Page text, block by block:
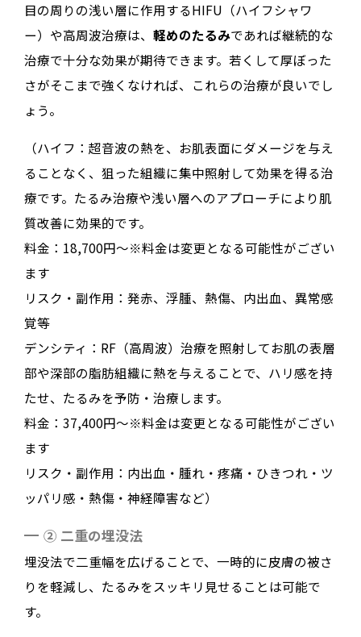
目の周りの浅い層に作用するHIFU（ハイフシャワ
ー）や高周波治療は、 軽めのたるみであれば継続的な
治療で十分な効果が期待できます。若くして厚ぼった
さがそこまで強くなければ、これらの治療が良いでし
ょう。
（ハイフ：超音波の熱を、お肌表面にダメージを与え
ることなく、狙った組織に集中照射して効果を得る治
療です。たるみ治療や浅い層へのアプローチにより肌
質改善に効果的です。
料金：18,700円～※料金は変更となる可能性がござい
ます
リスク・副作用：発赤、浮腫、熱傷、内出血、異常感
覚等
デンシティ：RF（高周波）治療を照射してお肌の表層
部や深部の脂肪組織に熱を与えることで、ハリ感を持
たせ、たるみを予防・治療します。
料金：37,400円～※料金は変更となる可能性がござい
ます
リスク・副作用：内出血・腫れ・疼痛・ひきつれ・ツ
ッパリ感・熱傷・神経障害など）
② 二重の埋没法
埋没法で二重幅を広げることで、一時的に皮膚の被さ
りを軽減し、たるみをスッキリ見せることは可能で
す。